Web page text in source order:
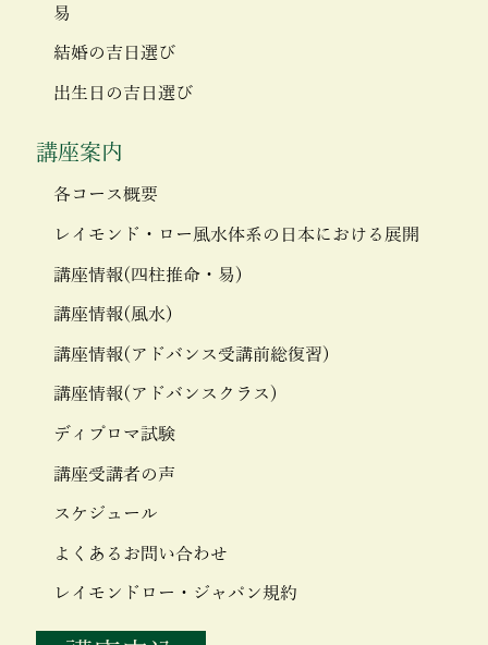
易
結婚の吉日選び
出生日の吉日選び
講座案内
各コース概要
レイモンド・ロー風水体系の日本における展開
講座情報(四柱推命・易)
講座情報(風水)
講座情報(アドバンス受講前総復習)
講座情報(アドバンスクラス)
ディプロマ試験
講座受講者の声
スケジュール
よくあるお問い合わせ
レイモンドロー・ジャパン規約